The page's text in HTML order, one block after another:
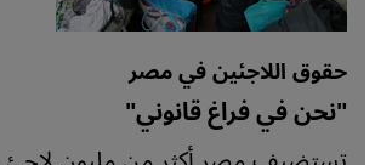
حقوق اللاجئين في مصر
"نحن في فراغ قانوني"